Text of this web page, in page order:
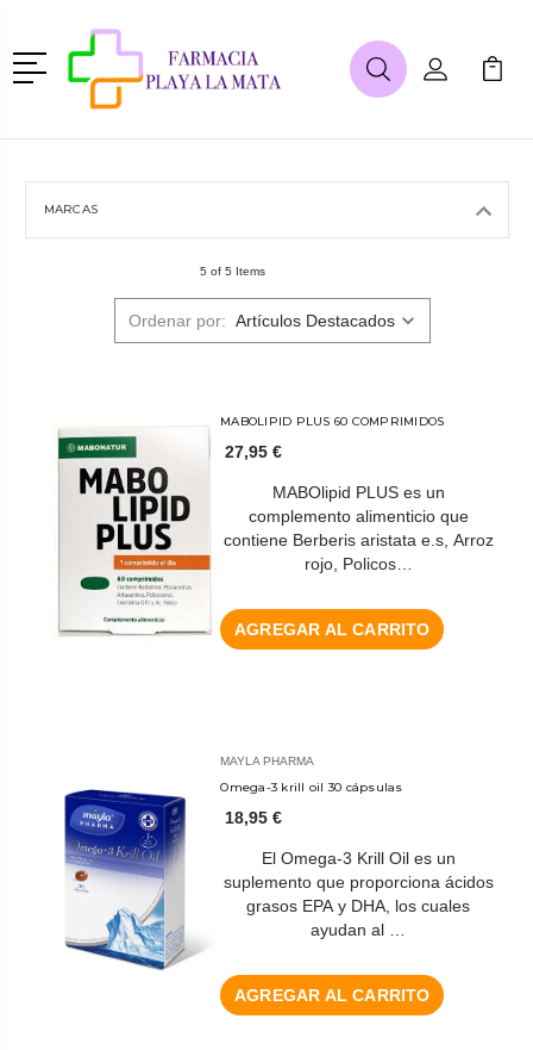
Menú
BuscarMi Cuenta
Mi
MARCAS
5 of 5 Items
Ordenar por:
MABOLIPID PLUS 60 COMPRIMIDOS
27,95 €
MABOlipid PLUS es un
complemento alimenticio que
contiene Berberis aristata e.s, Arroz
rojo, Policos…
AGREGAR AL CARRITO
MAYLA PHARMA
Omega-3 krill oil 30 cápsulas
18,95 €
El Omega-3 Krill Oil es un
suplemento que proporciona ácidos
grasos EPA y DHA, los cuales
ayudan al …
AGREGAR AL CARRITO